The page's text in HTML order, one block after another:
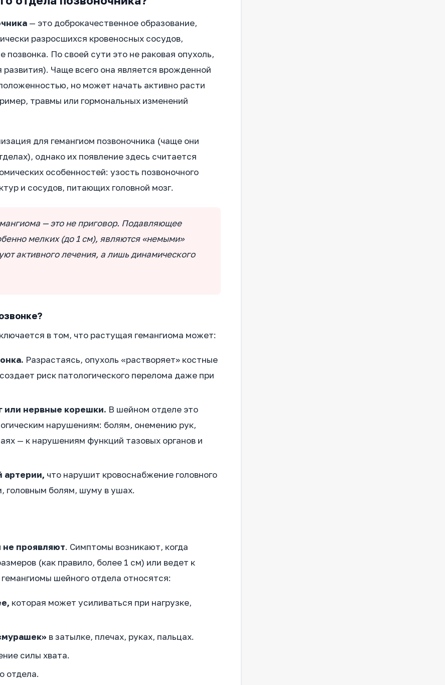
— это доброкачественное образование,
разросшихся кровеносных сосудов,
По своей сути это не раковая опухоль,
Чаще всего она является врожденной
но может начать активно расти
травмы или гормональных изменений
для гемангиом позвоночника (чаще они
однако их появление здесь считается
особенностей: узость позвоночного
и сосудов, питающих головной мозг.
— это не приговор. Подавляющее
мелких (до 1 см), являются «немыми»
активного лечения, а лишь динамического
в том, что растущая гемангиома может:
Разрастаясь, опухоль «растворяет» костные
риск патологического перелома даже при
или нервные корешки. В шейном отделе это
нарушениям: болям, онемению рук,
— к нарушениям функций тазовых органов и
артерии, что нарушит кровоснабжение головного
головным болям, шуму в ушах.
не проявляют. Симптомы возникают, когда
(как правило, более 1 см) или ведет к
шейного отдела относятся:
которая может усиливаться при нагрузке,
в затылке, плечах, руках, пальцах.
силы хвата.
отдела.